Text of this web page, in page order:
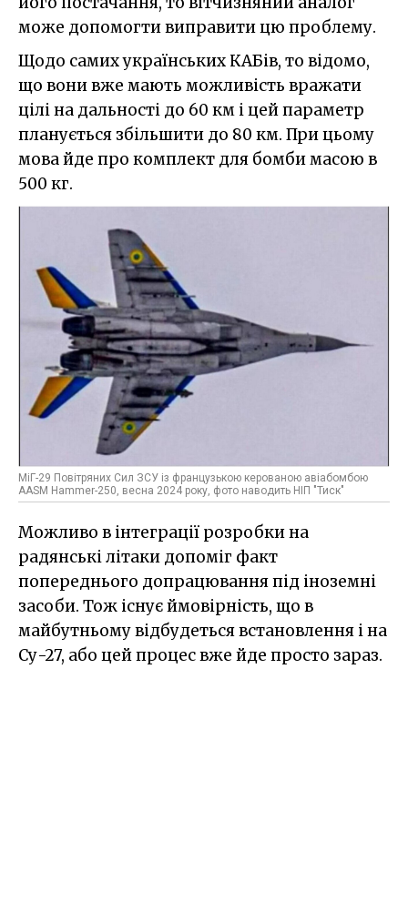
може допомогти виправити цю проблему.
Щодо самих українських КАБів, то відомо,
що вони вже мають можливість вражати
цілі на дальності до 60 км і цей параметр
планується збільшити до 80 км. При цьому
мова йде про комплект для бомби масою в
500 кг.
МіГ-29 Повітряних Сил ЗСУ із французькою керованою авіабомбою
AASM Hammer-250, весна 2024 року, фото наводить НІП "Тиск"
Можливо в інтеграції розробки на
радянські літаки допоміг факт
попереднього допрацювання під іноземні
засоби. Тож існує ймовірність, що в
майбутньому відбудеться встановлення і на
Су-27, або цей процес вже йде просто зараз.